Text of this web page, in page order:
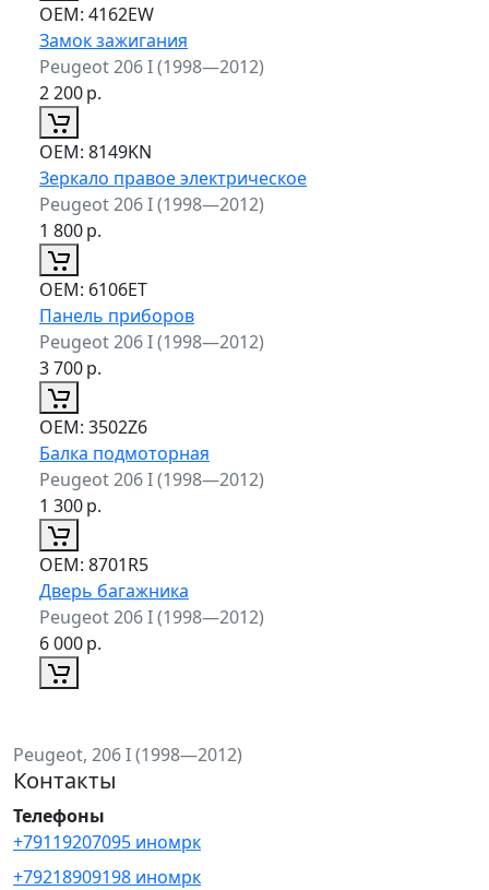
ОЕМ: 4162EW
Замок зажигания
Peugeot 206 I (1998—2012)
2 200р.
ОЕМ: 8149KN
Зеркало правое электрическое
Peugeot 206 I (1998—2012)
1 800р.
ОЕМ: 6106ET
Панель приборов
Peugeot 206 I (1998—2012)
3 700р.
ОЕМ: 3502Z6
Балка подмоторная
Peugeot 206 I (1998—2012)
1 300р.
ОЕМ: 8701R5
Дверь багажника
Peugeot 206 I (1998—2012)
6 000р.
Peugeot, 206 I (1998—2012)
Контакты
Телефоны
+79119207095 иномрк
+79218909198 иномрк